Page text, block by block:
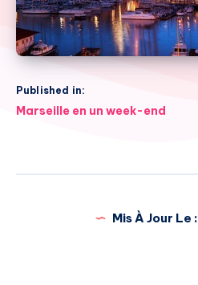
Published in:
Navigation
Marseille en un week-end
Mis À Jour Le :